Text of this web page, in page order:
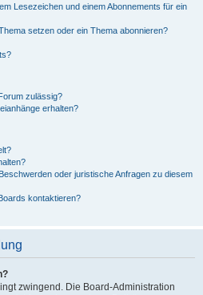
Lesezeichen und einem Abonnements für ein
setzen oder ein Thema abonnieren?
zulässig?
erhalten?
oder juristische Anfragen zu diesem
kontaktieren?
zwingend. Die Board-Administration